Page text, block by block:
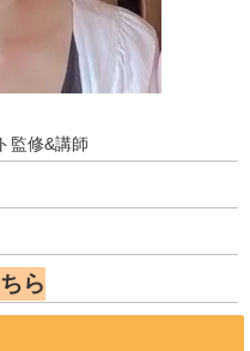
監修&講師
ら